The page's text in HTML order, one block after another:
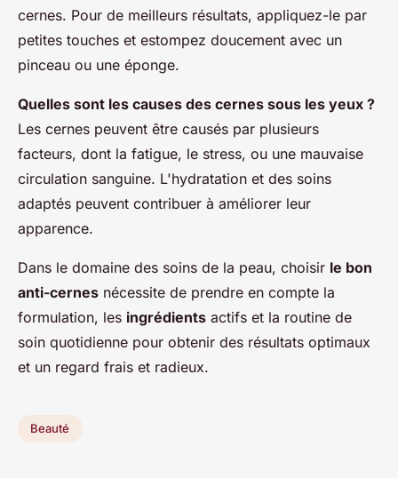
cernes. Pour de meilleurs résultats, appliquez-le par
petites touches et estompez doucement avec un
pinceau ou une éponge.
Quelles sont les causes des cernes sous les yeux ?
Les cernes peuvent être causés par plusieurs
facteurs, dont la fatigue, le stress, ou une mauvaise
circulation sanguine. L'hydratation et des soins
adaptés peuvent contribuer à améliorer leur
apparence.
Dans le domaine des soins de la peau, choisir le bon
anti-cernes nécessite de prendre en compte la
formulation, les ingrédients actifs et la routine de
soin quotidienne pour obtenir des résultats optimaux
et un regard frais et radieux.
Beauté